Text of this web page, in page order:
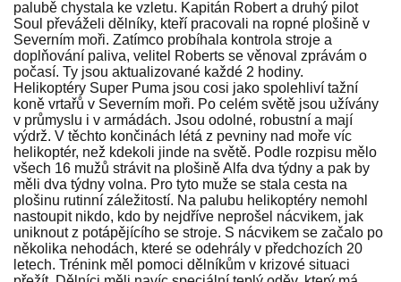
palubě chystala ke vzletu. Kapitán Robert a druhý pilot
Soul převáželi dělníky, kteří pracovali na ropné plošině v
Severním moři. Zatímco probíhala kontrola stroje a
doplňování paliva, velitel Roberts se věnoval zprávám o
počasí. Ty jsou aktualizované každé 2 hodiny.
Helikoptéry Super Puma jsou cosi jako spolehliví tažní
koně vrtařů v Severním moři. Po celém světě jsou užívány
v průmyslu i v armádách. Jsou odolné, robustní a mají
výdrž. V těchto končinách létá z pevniny nad moře víc
helikoptér, než kdekoli jinde na světě. Podle rozpisu mělo
všech 16 mužů strávit na plošině Alfa dva týdny a pak by
měli dva týdny volna. Pro tyto muže se stala cesta na
plošinu rutinní záležitostí. Na palubu helikoptéry nemohl
nastoupit nikdo, kdo by nejdříve neprošel nácvikem, jak
uniknout z potápějícího se stroje. S nácvikem se začalo po
několika nehodách, které se odehrály v předchozích 20
letech. Trénink měl pomoci dělníkům v krizové situaci